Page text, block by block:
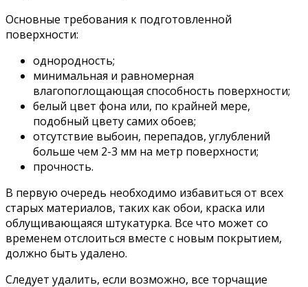
Основные требования к подготовленной
поверхности:
однородность;
минимальная и равномерная
влагопоглощающая способность поверхности;
белый цвет фона или, по крайней мере,
подобный цвету самих обоев;
отсутствие выбоин, перепадов, углублений
больше чем 2-3 мм на метр поверхности;
прочность.
В первую очередь необходимо избавиться от всех
старых материалов, таких как обои, краска или
облущивающаяся штукатурка. Все что может со
временем отслоиться вместе с новым покрытием,
должно быть удалено.
Следует удалить, если возможно, все торчащие